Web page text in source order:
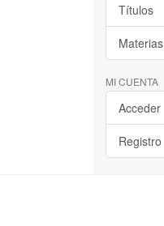
Títulos
Materias
MI CUENTA
Acceder
Registro